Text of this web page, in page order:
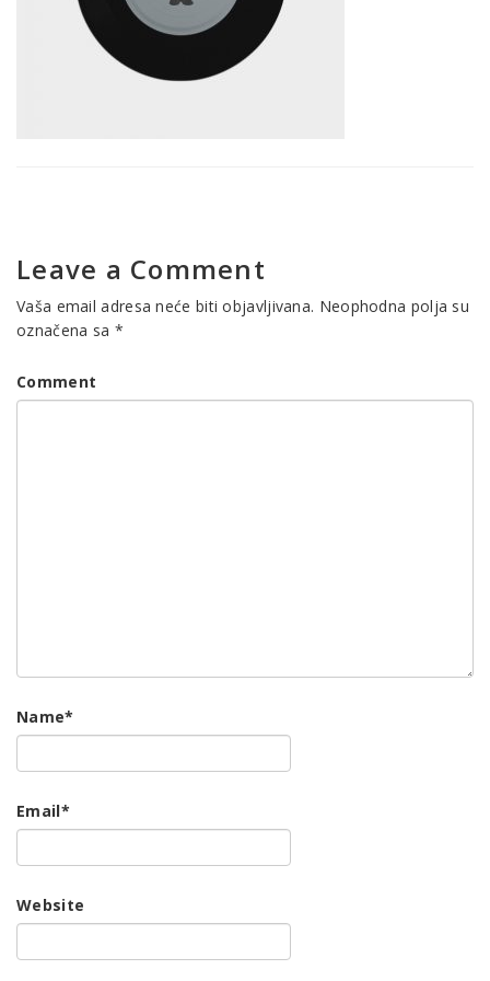
Leave a Comment
Vaša email adresa neće biti objavljivana. Neophodna polja su
označena sa *
Comment
Name*
Email*
Website